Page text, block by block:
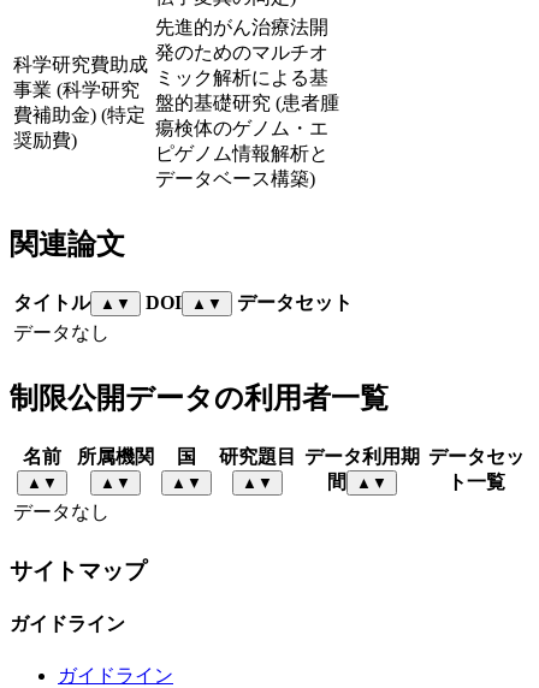
科学研究費助成
事業 (科学研究
費補助金) (特定
奨励費)
先進的がん治療法開
発のためのマルチオ
ミック解析による基
盤的基礎研究 (患者腫
瘍検体のゲノム・エ
ピゲノム情報解析と
データベース構築)
関連論文
タイトル ▲ ▼ DOI ▲ ▼
データセット
データなし
制限公開データの利用者一覧
名前
▲ ▼
所属機関
▲ ▼
国
▲ ▼
研究題目
▲ ▼
データ利用期
間
▲ ▼
データセッ
ト一覧
データなし
サイトマップ
ガイドライン
ガイドライン